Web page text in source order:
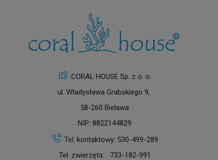
CORAL HOUSE Sp. z o. o.
ul. Władysława Grabskiego 9,
58-260 Bielawa
NIP: 8822144829
Tel. kontaktowy: 530-499-289
Tel. zwierzęta: 733-182-991